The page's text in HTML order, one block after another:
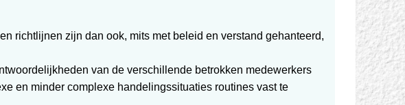
richtlijnen zijn dan ook, mits met beleid en verstand gehanteerd,
van de verschillende betrokken medewerkers
en minder complexe handelingssituaties routines vast te